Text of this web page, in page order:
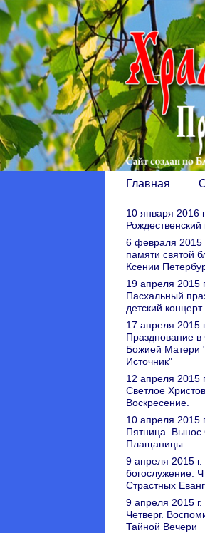
Главная
10 января 2016 г.
Рождественский
6 февраля 2015
памяти святой
Ксении
19 апреля 2015
Пасхальный
детский концерт
17 апреля 2015
Празднование в
Божией Матери
Источник"
12 апреля 2015
Светлое
Воскресение.
10 апреля 2015
Пятница. Вынос
Плащаницы
9 апреля 2015
богослужение.
Страстных
9 апреля 2015
Четверг.
Тайной Вечери